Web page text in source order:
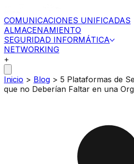
COMUNICACIONES UNIFICADAS
ALMACENAMIENTO
SEGURIDAD INFORMÁTICA
NETWORKING
+
Inicio > Blog > 5 Plataformas de
que no Deberían Faltar en una